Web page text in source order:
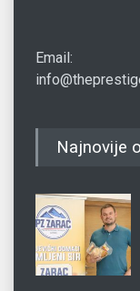
Email:
Najnovije